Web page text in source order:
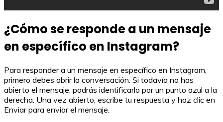
¿Cómo se responde a un mensaje
en específico en Instagram?
Para responder a un mensaje en específico en Instagram,
primero debes abrir la conversación. Si todavía no has
abierto el mensaje, podrás identificarlo por un punto azul a la
derecha. Una vez abierto, escribe tu respuesta y haz clic en
Enviar para enviar el mensaje.